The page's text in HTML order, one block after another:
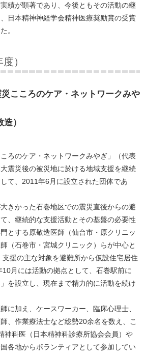
績が顕著であり、今後ともその活動の継
日本精神神経学会精神医療奨励賞の受賞
。
）
こころのケア・ネットワークみや
）
ろのケア・ネットワークみやぎ」（代表
震災後の被災地に於ける地域支援を継続
て、2011年6月に設立された団体であ
きかった石巻地区での震災直後からの避
、継続的な支援活動とその基盤の必要性
とする原敬造医師（仙台市・原クリニッ
（石巻市・宮城クリニック）らが中心と
援の主な対象を避難所から仮設住宅居住
月には活動の拠点として、石巻駅前に
を設立し、現在まで精力的に活動を続け
に加え、ケースワーカー、臨床心理士、
、作業療法士など総勢20余名を数え、こ
神科医（日本精神科診療所協会会員）や
各地からボランティアとして参加してい